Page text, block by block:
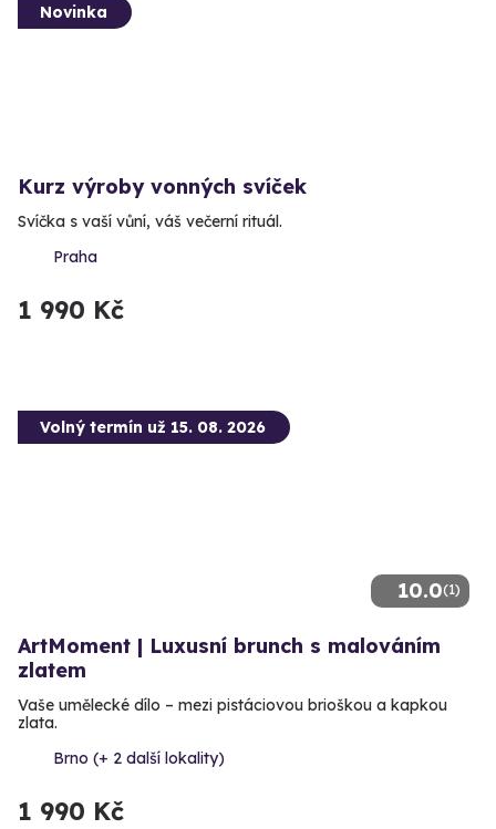
Novinka
Kurz výroby vonných svíček
Svíčka s vaší vůní, váš večerní rituál.
Praha
1 990 Kč
10.0(1)
Volný termín už 15. 08. 2026
ArtMoment | Luxusní brunch s malováním
zlatem
Vaše umělecké dílo – mezi pistáciovou brioškou a kapkou
zlata.
Brno (+ 2 další lokality)
1 990 Kč